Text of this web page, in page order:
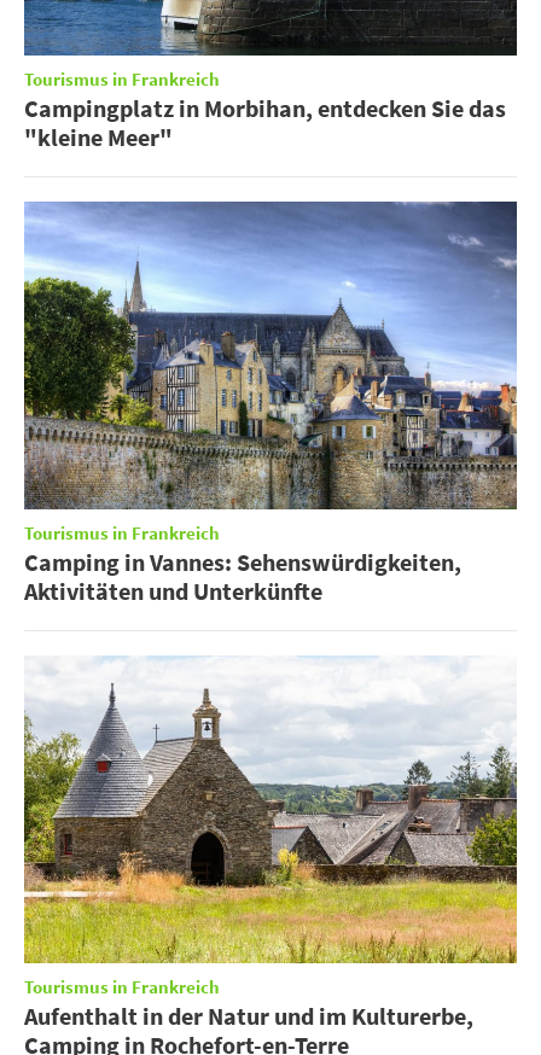
Tourismus in Frankreich
Campingplatz in Morbihan, entdecken Sie das
"kleine Meer"
Tourismus in Frankreich
Camping in Vannes: Sehenswürdigkeiten,
Aktivitäten und Unterkünfte
Tourismus in Frankreich
Aufenthalt in der Natur und im Kulturerbe,
Camping in Rochefort-en-Terre